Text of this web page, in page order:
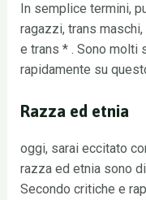
In semplice termini,
ragazzi, trans
e trans * . Sono molti
rapidamente su
Razza ed etnia
oggi, sarai eccitato
razza ed etnia sono
Secondo critiche e